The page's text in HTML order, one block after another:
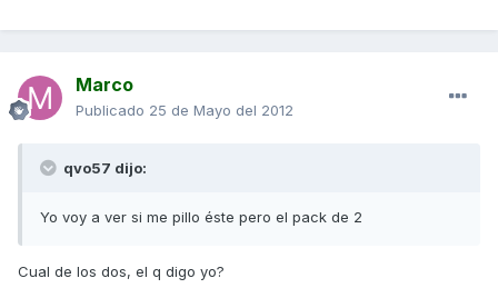
Marco
Publicado 25 de Mayo del 2012
qvo57 dijo:
Yo voy a ver si me pillo éste pero el pack de 2
Cual de los dos, el q digo yo?